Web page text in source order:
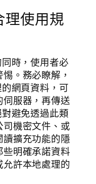
理使用規
時，使用者必
。務必瞭解，
網頁資料，可
服器，再傳送
避免透過此類
機密文件、或
擴充功能的隱
明確承諾資料
許本地處理的